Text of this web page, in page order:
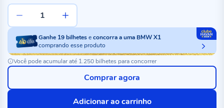
Ganhe 19bilheteseconcorra a uma BMW X1
comprando esse produto
Você pode acumular até 1.250 bilhetes para concorrer
Adicionar ao carrinho
Comprar agora